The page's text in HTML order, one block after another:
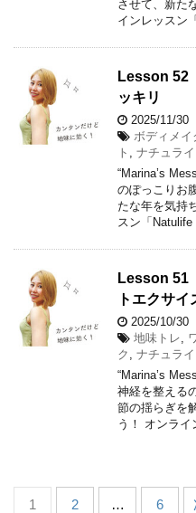
させて、新た
インレッスン
Lesson 52
ッキリ
2025/11/30
ボディメイ
ト
ナチュラ
“Marina’s
のぽっこりお
たな年を気持
スン「Natulife
Lesson 51
トエクサイ
2025/10/30
地味トレ
ク
ナチュラ
“Marina’s
神経を整える
節の揺らぎを
う！ オンライ
1 2 … 6